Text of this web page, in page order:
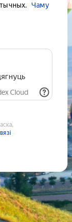
Чаму
Cloud